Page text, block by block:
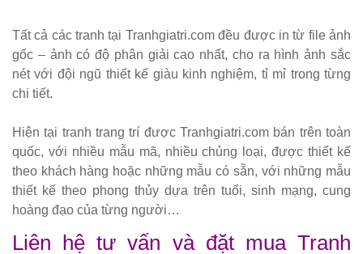
thượng bàn
kính cường
lực 277
sắt decor
quán cafe
nhà hàng
composite
Tất cả các tranh tại Tranhgiatri.com đều được in từ file ảnh
gốc – ảnh có độ phân giải cao nhất, cho ra hình ảnh sắc
nét với đội ngũ thiết kế giàu kinh nghiệm, tỉ mỉ trong từng
chi tiết.
Hiện tại tranh trang trí được Tranhgiatri.com bán trên toàn
quốc, với nhiều mẫu mã, nhiều chủng loại, được thiết kế
theo khách hàng hoặc những mẫu có sẵn, với những mẫu
thiết kế theo phong thủy dựa trên tuổi, sinh mạng, cung
hoàng đạo của từng người…
Liên hệ tư vấn và đặt mua Tranh